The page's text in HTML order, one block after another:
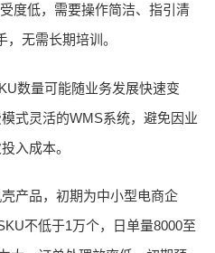
度低，需要操作简洁、指引清
无需长期培训。
数量可能随业务发展快速变
式灵活的WMS系统，避免因业
入成本。
产品，初期为中小型电商企
不低于1万个，日单量8000至